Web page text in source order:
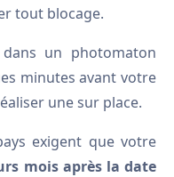
tout blocage.
un photomaton
minutes avant votre
une sur place.
exigent que votre
mois après la date